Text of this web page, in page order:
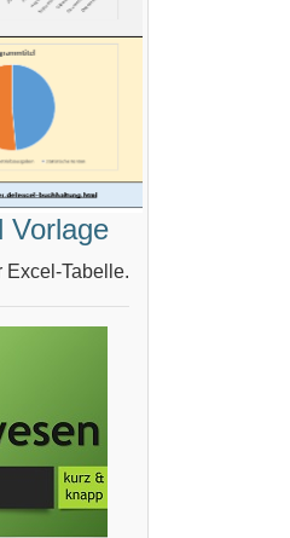
Vorlage
Excel-Tabelle.